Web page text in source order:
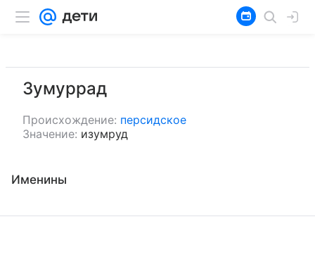
Зумуррад
Происхождение: персидское
Значение: изумруд
Именины